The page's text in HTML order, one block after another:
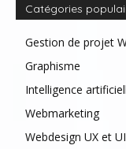
Catégories
Gestion de projet
Graphisme
Intelligence
Webmarketing
Webdesign UX et UI